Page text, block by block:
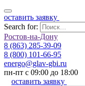
оставить заявку
Search for:
Ростов-на-Дону
8 (863) 285-39-09
8 (800) 101-66-95
energo@glav-gbi.ru
пн-пт с 09:00 до 18:00
оставить заявку